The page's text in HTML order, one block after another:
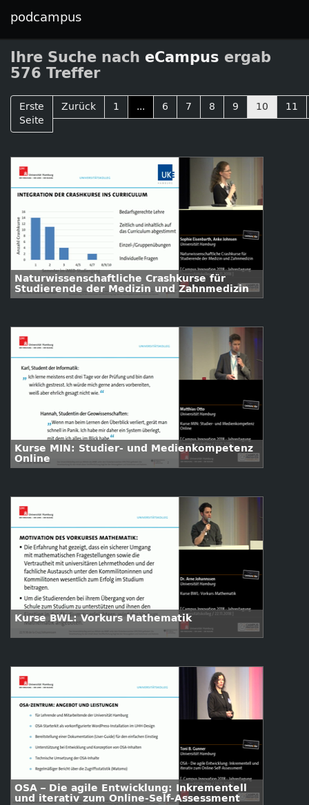
podcampus
Ihre Suche nach eCampus ergab
576 Treffer
Erste
Seite
Zurück 1 ... 6 7 8 9 10 11
Naturwissenschaftliche Crashkurse für
Studierende der Medizin und Zahnmedizin
Kurse MIN: Studier- und Medienkompetenz
Online
Kurse BWL: Vorkurs Mathematik
OSA – Die agile Entwicklung: Inkrementell
und iterativ zum Online-Self-Assessment